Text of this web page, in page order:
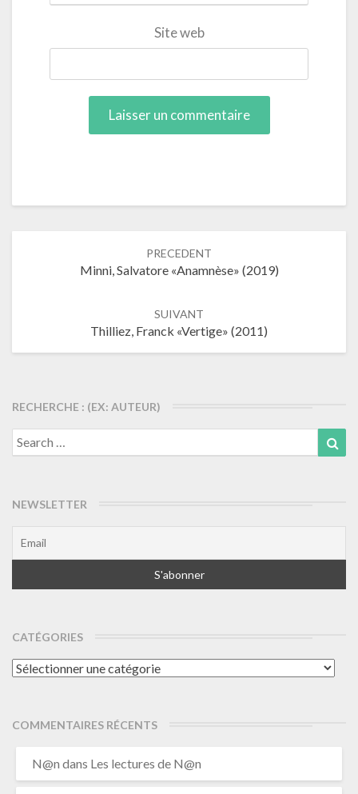
Site web
PRECEDENT
Minni, Salvatore «Anamnèse» (2019)
SUIVANT
Thilliez, Franck «Vertige» (2011)
RECHERCHE : (EX: AUTEUR)
Search
for:
NEWSLETTER
CATÉGORIES
Catégories
COMMENTAIRES RÉCENTS
N@n dans Les lectures de N@n